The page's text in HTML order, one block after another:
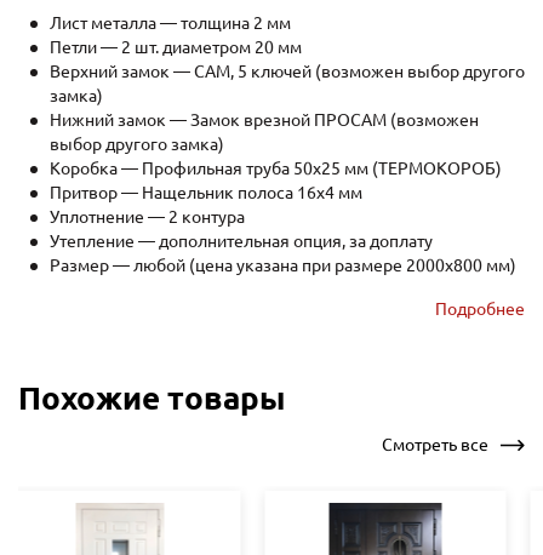
Лист металла — толщина 2 мм
Петли — 2 шт. диаметром 20 мм
Верхний замок — САМ, 5 ключей (возможен выбор другого
замка)
Нижний замок — Замок врезной ПРОСАМ (возможен
выбор другого замка)
Коробка — Профильная труба 50х25 мм (ТЕРМОКОРОБ)
Притвор — Нащельник полоса 16х4 мм
Уплотнение — 2 контура
Утепление — дополнительная опция, за доплату
Размер — любой (цена указана при размере 2000x800 мм)
Подробнее
Похожие товары
Смотреть все